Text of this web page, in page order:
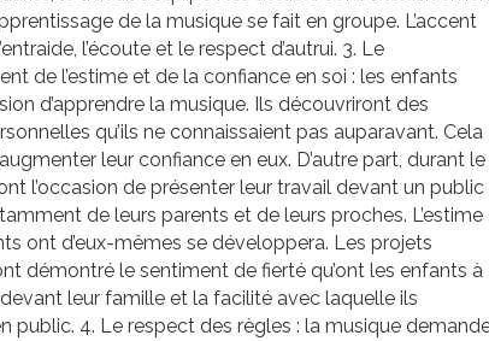
de la musique se fait en groupe. L’accent
l’écoute et le respect d’autrui. 3. Le
de l’estime et de la confiance en soi : les enfants
d’apprendre la musique. Ils découvriront des
qu’ils ne connaissaient pas auparavant. Cela
leur confiance en eux. D’autre part, durant le
l’occasion de présenter leur travail devant un public
de leurs parents et de leurs proches. L’estime
ont d’eux-mêmes se développera. Les projets
démontré le sentiment de fierté qu’ont les enfants à
leur famille et la facilité avec laquelle ils
public. 4. Le respect des règles : la musique